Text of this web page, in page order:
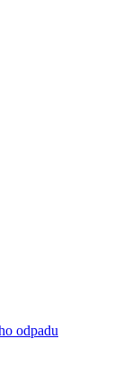
odpadu